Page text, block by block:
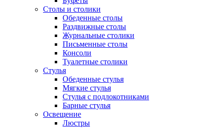
Столы и столики
Обеденные столы
Раздвижные столы
Журнальные столики
Письменные столы
Консоли
Туалетные столики
Стулья
Обеденные стулья
Мягкие стулья
Стулья с подлокотниками
Барные стулья
Освещение
Люстры